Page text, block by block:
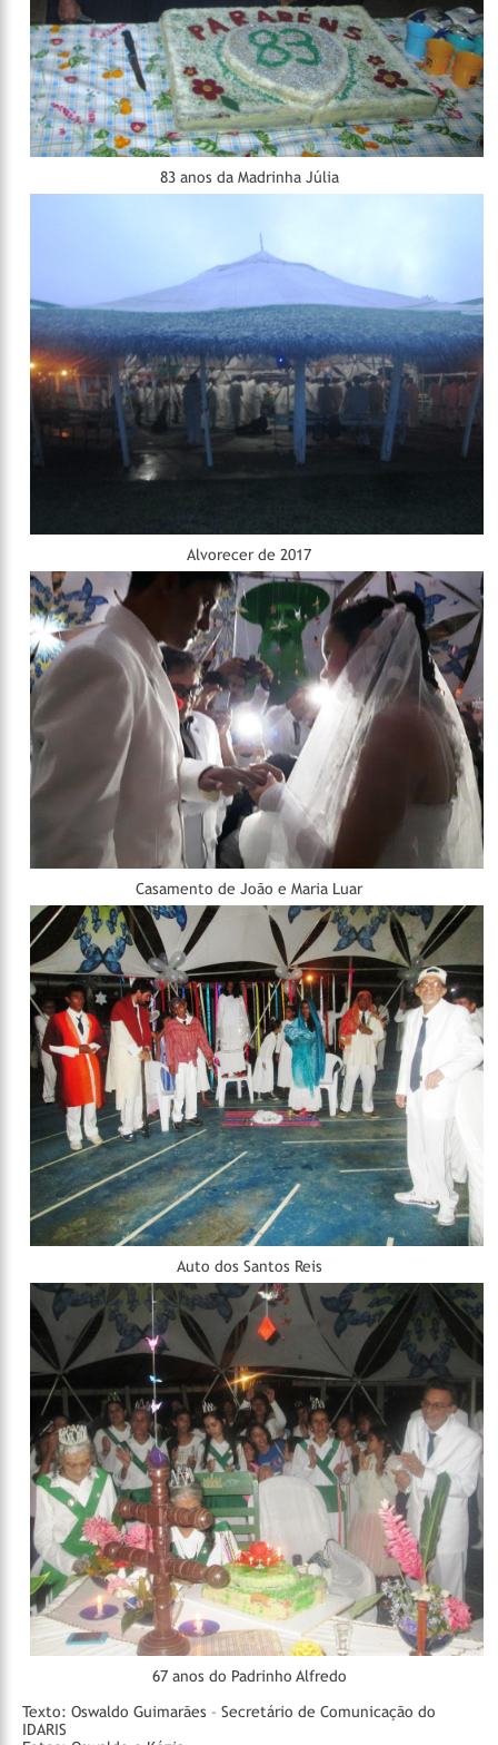
83 anos da Madrinha Júlia
Alvorecer de 2017
Casamento de João e Maria Luar
Auto dos Santos Reis
67 anos do Padrinho Alfredo
Texto: Oswaldo Guimarães – Secretário de Comunicação do
IDARIS